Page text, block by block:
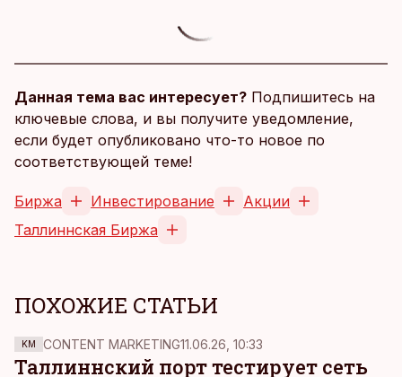
Данная тема вас интересует? Подпишитесь на
ключевые слова, и вы получите уведомление,
если будет опубликовано что-то новое по
соответствующей теме!
Биржа Инвестирование
Акции
Таллиннская Биржа
ПОХОЖИЕ СТАТЬИ
KM CONTENT MARKETING11.06.26, 10:33
Таллиннский порт тестирует сеть